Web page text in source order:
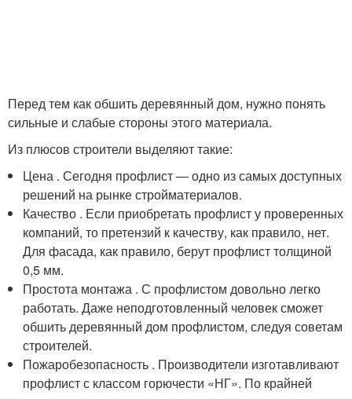
Перед тем как обшить деревянный дом, нужно понять
сильные и слабые стороны этого материала.
Из плюсов строители выделяют такие:
Цена . Сегодня профлист — одно из самых доступных
решений на рынке стройматериалов.
Качество . Если приобретать профлист у проверенных
компаний, то претензий к качеству, как правило, нет.
Для фасада, как правило, берут профлист толщиной
0,5 мм.
Простота монтажа . С профлистом довольно легко
работать. Даже неподготовленный человек сможет
обшить деревянный дом профлистом, следуя советам
строителей.
Пожаробезопасность . Производители изготавливают
профлист с классом горючести «НГ». По крайней